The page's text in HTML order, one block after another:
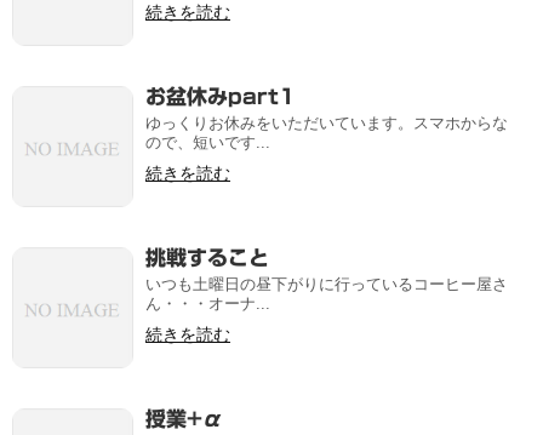
続きを読む
お盆休みpart1
ゆっくりお休みをいただいています。スマホからな
ので、短いです...
続きを読む
挑戦すること
いつも土曜日の昼下がりに行っているコーヒー屋さ
ん・・・オーナ...
続きを読む
授業+α